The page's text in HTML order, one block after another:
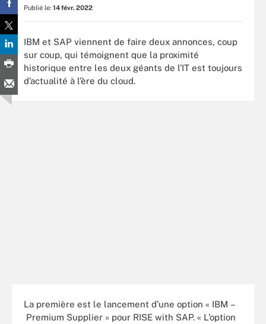
Publié le: 14 févr. 2022
IBM et SAP viennent de faire deux annonces, coup
sur coup, qui témoignent que la proximité
historique entre les deux géants de l’IT est toujours
d’actualité à l’ère du cloud.
La première est le lancement d’une option « IBM –
Premium Supplier » pour RISE with SAP. « L’option